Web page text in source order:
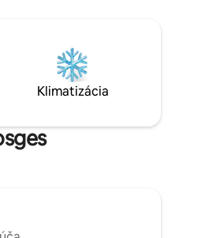
Izolovaná a vyhrievaná
si ju vychutnať v každom
Klimatizácia